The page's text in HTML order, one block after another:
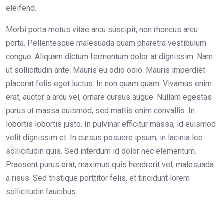
eleifend.
Morbi porta metus vitae arcu suscipit, non rhoncus arcu
porta. Pellentesque malesuada quam pharetra vestibulum
congue. Aliquam dictum fermentum dolor at dignissim. Nam
ut sollicitudin ante. Mauris eu odio odio. Mauris imperdiet
placerat felis eget luctus. In non quam quam. Vivamus enim
erat, auctor a arcu vel, ornare cursus augue. Nullam egestas
purus ut massa euismod, sed mattis enim convallis. In
lobortis lobortis justo. In pulvinar efficitur massa, id euismod
velit dignissim et. In cursus posuere ipsum, in lacinia leo
sollicitudin quis. Sed interdum id dolor nec elementum.
Praesent purus erat, maximus quis hendrerit vel, malesuada
a risus. Sed tristique porttitor felis, et tincidunt lorem
sollicitudin faucibus.